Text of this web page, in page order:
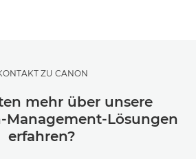
ZU CANON
mehr über unsere
Management-Lösungen
erfahren?